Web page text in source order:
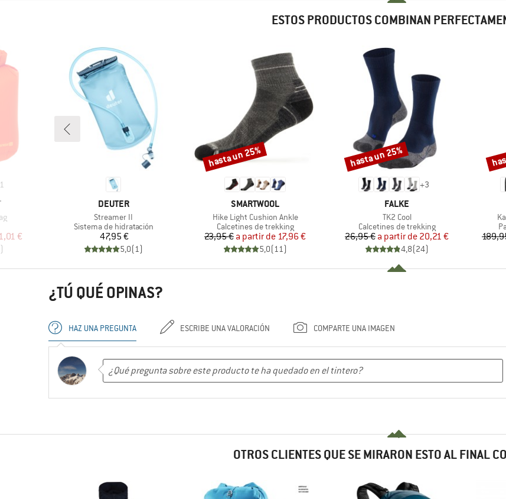
ESTOS PRODUCTOS COMBINAN
1
€
)
MARCA
DEUTER
Artículo
Streamer II
Product group
Sistema de hidratación
Precio
47,95 €
5,0(1)
MARCA
SMARTWOOL
Artículo
Hike Light Cushion Ankle
Product group
Calcetines de trekking
Precio
23,95 € Precio reducido
a partir de 17,96 €
5,0(11)
Descuento
hasta un 25%
+3
MARCA
FALKE
Artículo
TK2 Cool
Product group
Calcetines de trekking
Precio
26,95 € Precio reducido
a partir de 20,21 €
4,8(24)
Descuento
hasta un 25%
¿TÚ QUÉ OPINAS?
HAZ UNA PREGUNTA ESCRIBE UNA VALORACIÓN COMPARTE UNA IMAGEN
OTROS CLIENTES QUE SE MIRARON ESTO AL FINAL